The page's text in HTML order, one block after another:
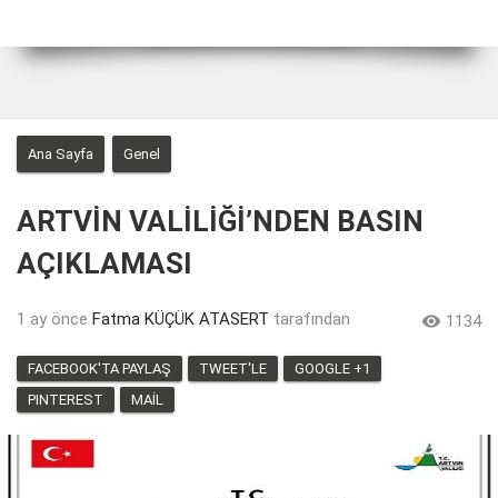
Ana Sayfa Genel
ARTVİN VALİLİĞİ’NDEN BASIN
AÇIKLAMASI
1 ay önce Fatma KÜÇÜK ATASERT tarafından  1134
FACEBOOK'TA PAYLAŞ TWEET'LE
GOOGLE +1
PINTEREST
MAIL